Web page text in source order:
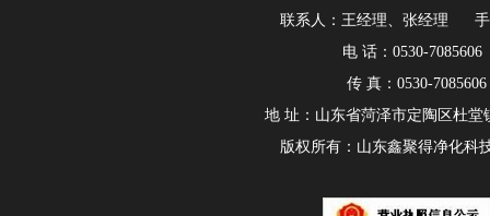
联系人：王经理、张经理 手
电 话：0530-
传 真：0530-
地 址：山东省菏泽市定陶区杜堂
版权所有：山东鑫聚得净化科